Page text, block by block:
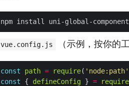
vue.config.js （示例，按你的
const path = require( 'node:path'
const { defineConfig } = require